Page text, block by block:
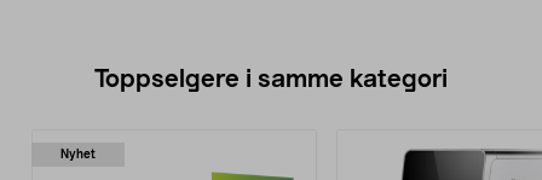
Toppselgere i samme kategori
Nyhet